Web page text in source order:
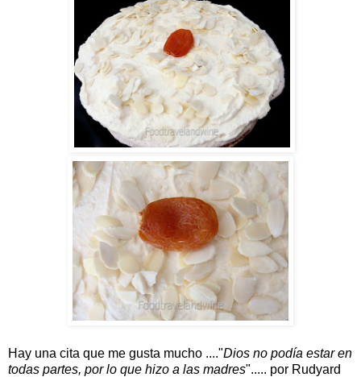
Hay una cita que me gusta mucho ...."Dios no podía estar en
todas partes, por lo que hizo a las madres"..... por Rudyard